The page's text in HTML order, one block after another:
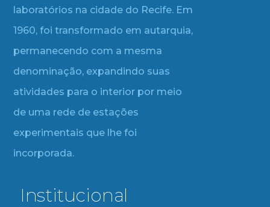
laboratórios na cidade do Recife. Em
1960, foi transformado em autarquia,
permanecendo com a mesma
denominação, expandindo suas
atividades para o interior por meio
de uma rede de estações
experimentais que lhe foi
incorporada.
Institucional